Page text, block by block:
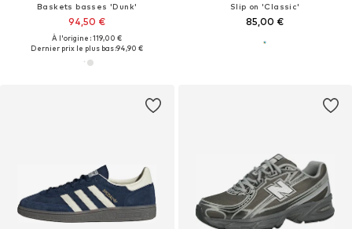
Baskets basses 'Dunk'
94,50 €
À l'origine : 119,00 €
Dernier prix le plus bas :94,90 €
Slip on 'Classic'
85,00 €